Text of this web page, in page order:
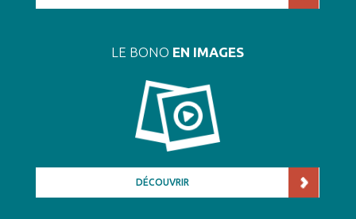
LE BONO EN IMAGES
DÉCOUVRIR